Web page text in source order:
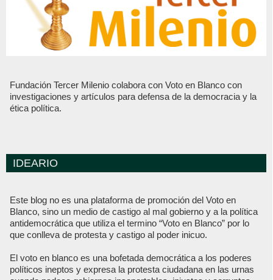
Fundación Tercer Milenio colabora con Voto en Blanco con
investigaciones y artículos para defensa de la democracia y la
ética política.
IDEARIO
Este blog no es una plataforma de promoción del Voto en
Blanco, sino un medio de castigo al mal gobierno y a la política
antidemocrática que utiliza el termino “Voto en Blanco” por lo
que conlleva de protesta y castigo al poder inicuo.
El voto en blanco es una bofetada democrática a los poderes
políticos ineptos y expresa la protesta ciudadana en las urnas